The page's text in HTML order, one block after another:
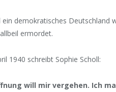
demokratisches Deutschland
ermordet.
1940 schreibt Sophie Scholl:
will mir vergehen. Ich